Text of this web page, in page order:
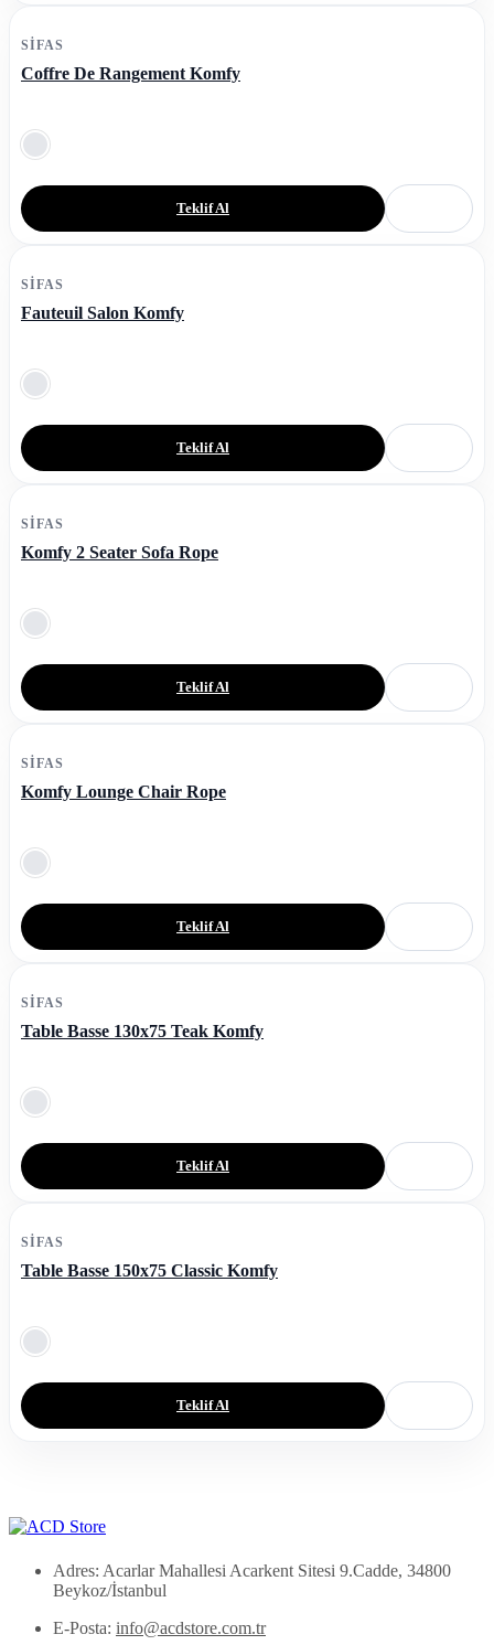
SIFAS
Coffre De Rangement Komfy
Teklif Al
SIFAS
Fauteuil Salon Komfy
Teklif Al
SIFAS
Komfy 2 Seater Sofa Rope
Teklif Al
SIFAS
Komfy Lounge Chair Rope
Teklif Al
SIFAS
Table Basse 130x75 Teak Komfy
Teklif Al
SIFAS
Table Basse 150x75 Classic Komfy
Teklif Al
Adres: Acarlar Mahallesi Acarkent Sitesi 9.Cadde, 34800
Beykoz/İstanbul
E-Posta: info@acdstore.com.tr